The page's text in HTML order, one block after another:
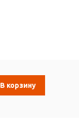
В корзину